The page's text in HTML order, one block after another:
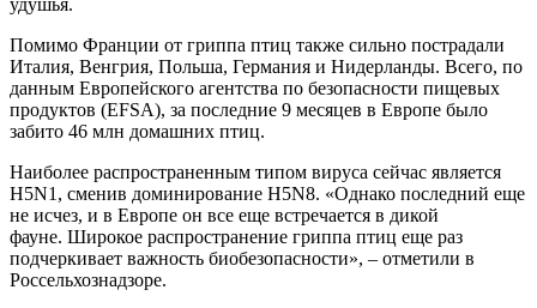
Помимо Франции от гриппа птиц также сильно пострадали
Италия, Венгрия, Польша, Германия и Нидерланды. Всего, по
данным Европейского агентства по безопасности пищевых
продуктов (EFSA), за последние 9 месяцев в Европе было
забито 46 млн домашних птиц.
Наиболее распространенным типом вируса сейчас является
H5N1, сменив доминирование H5N8. «Однако последний еще
не исчез, и в Европе он все еще встречается в дикой
фауне. Широкое распространение гриппа птиц еще раз
подчеркивает важность биобезопасности», – отметили в
Россельхознадзоре.